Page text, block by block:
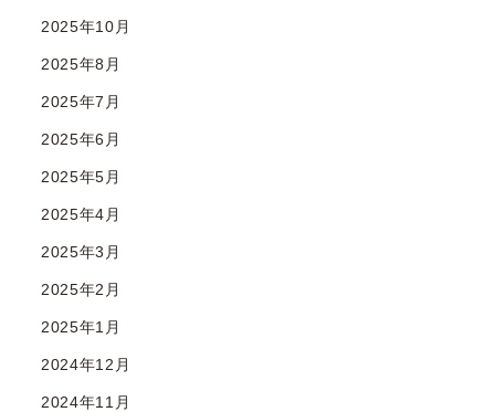
2025年10月
2025年8月
2025年7月
2025年6月
2025年5月
2025年4月
2025年3月
2025年2月
2025年1月
2024年12月
2024年11月